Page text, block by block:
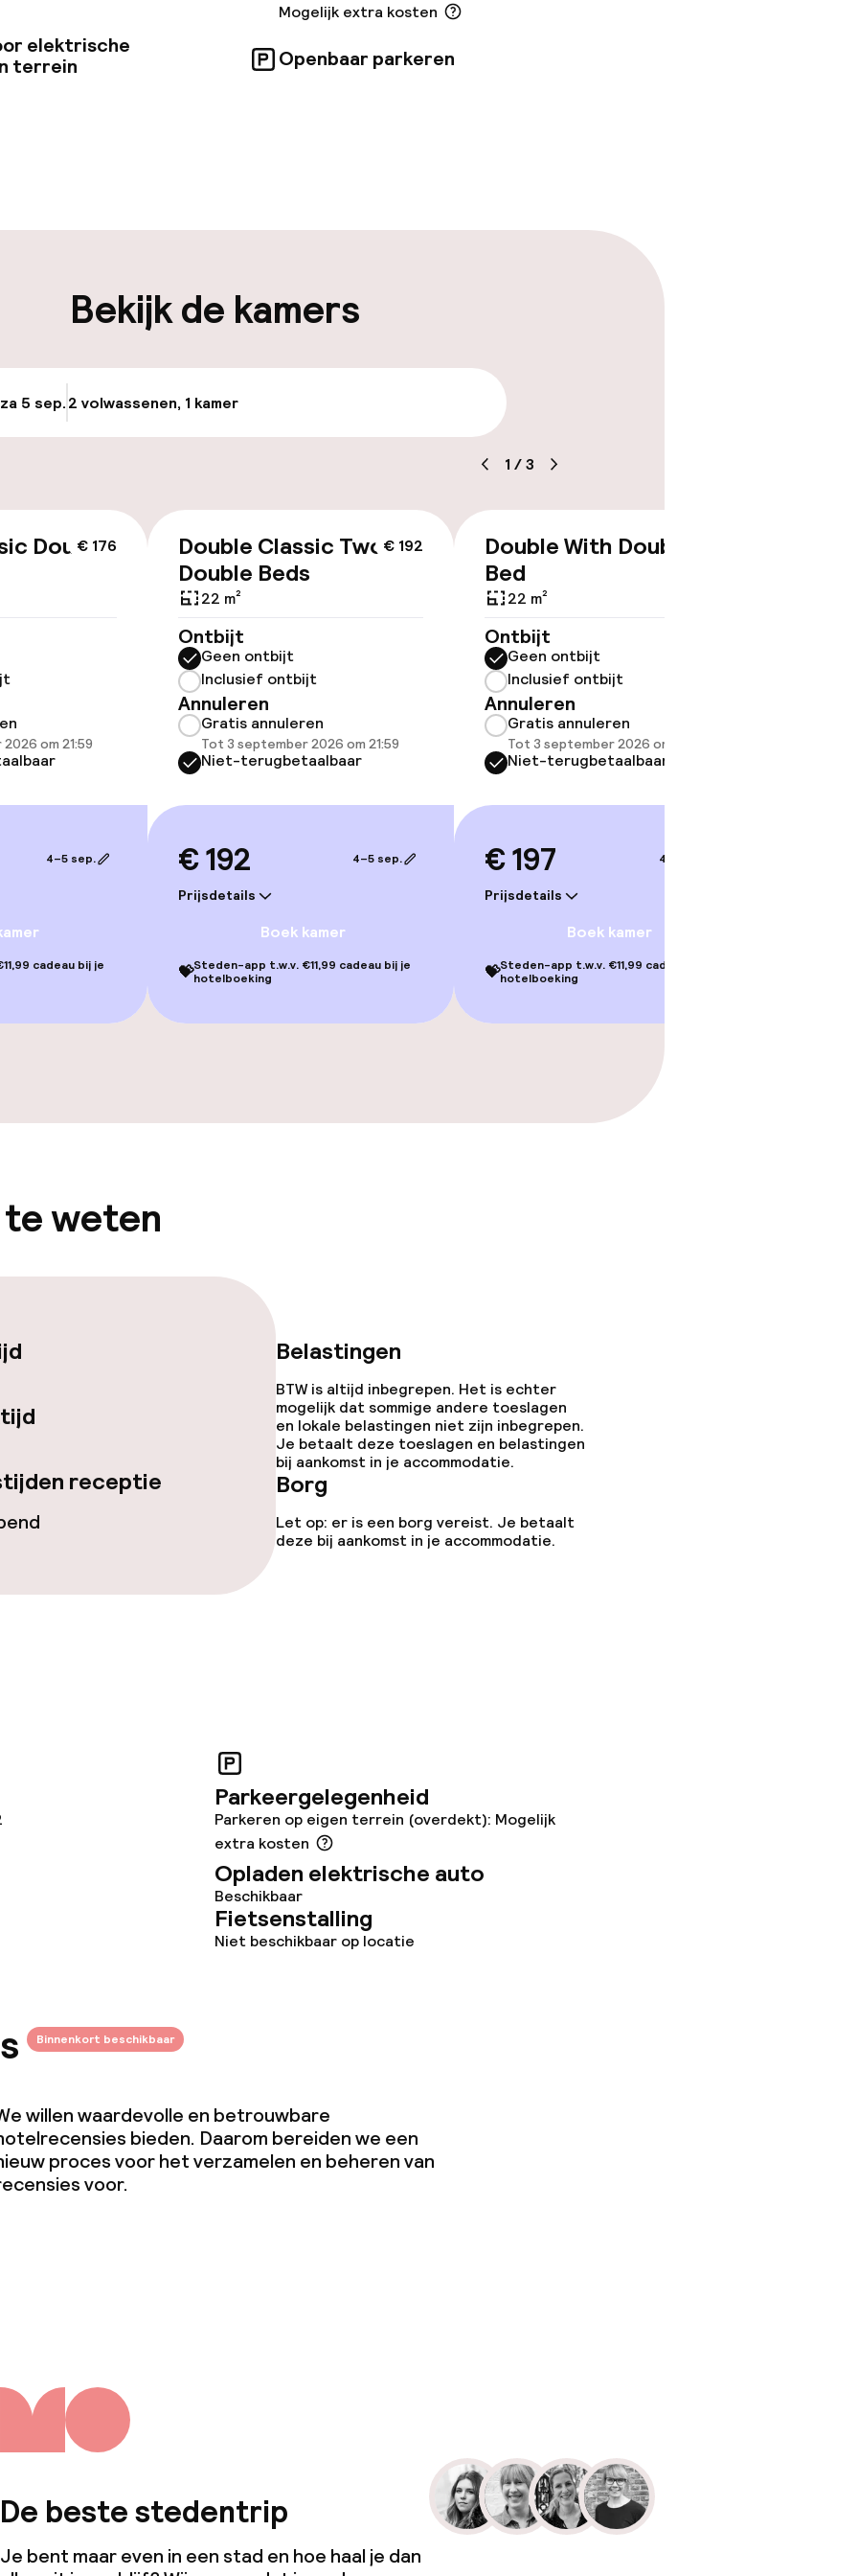
elektrische
terrein
Mogelijk extra kosten
Openbaar parkeren
mogelijk
op eigen
Oplaadpunt elektrische auto op
locatie
Fitnessruimte / gym
Diner à la carte
Roomservice
(minder dan de 5 kg)
Grote huisdieren toegestaan
(meer dan 5 kg)
Bekijk de kamers
5 sep.2 volwassenen, 1 kamer
1 /3
€ 176
Double
om 21:59
4–5 sep.
cadeau bij je
€ 192
Double Classic Two
Double Beds
22 m²
Ontbijt
Geen ontbijt
Inclusief ontbijt
Annuleren
Gratis annuleren
Tot 3 september 2026 om 21:59
Niet-terugbetaalbaar
€ 192
Prijsdetails
4–5 sep.
Boek kamer
💝Steden-app t.w.v. €11,99 cadeau bij je
hotelboeking
Double With Double
Bed
22 m²
Ontbijt
Geen ontbijt
Inclusief ontbijt
Annuleren
Gratis annuleren
Tot 3 september 2026 om 21:59
Niet-terugbetaalbaar
€ 197
Prijsdetails
4–5 sep.
Boek kamer
💝Steden-app t.w.v. €11,99 cadeau bij je
hotelboeking
te weten
receptie
Belastingen
BTW is altijd inbegrepen. Het is echter
mogelijk dat sommige andere toeslagen
en lokale belastingen niet zijn inbegrepen.
Je betaalt deze toeslagen en belastingen
bij aankomst in je accommodatie.
Borg
Let op: er is een borg vereist. Je betaalt
deze bij aankomst in je accommodatie.
Parkeergelegenheid
Parkeren op eigen terrein (overdekt): Mogelijk
extra kosten
Opladen elektrische auto
Beschikbaar
Fietsenstalling
Niet beschikbaar op locatie
Binnenkort beschikbaar
willen waardevolle en betrouwbare
bieden. Daarom bereiden we een
proces voor het verzamelen en beheren van
voor.
De beste stedentrip
Je bent maar even in een stad en hoe haal je dan